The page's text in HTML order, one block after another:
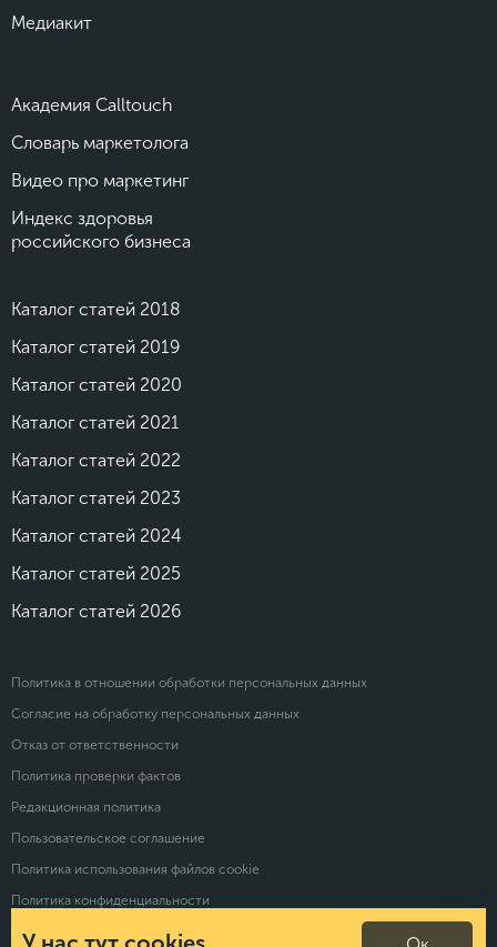
Медиакит
Академия Calltouch
Словарь маркетолога
Видео про маркетинг
Индекс здоровья
российского бизнеса
Каталог статей 2018
Каталог статей 2019
Каталог статей 2020
Каталог статей 2021
Каталог статей 2022
Каталог статей 2023
Каталог статей 2024
Каталог статей 2025
Каталог статей 2026
Политика в отношении обработки персональных данных
Согласие на обработку персональных данных
Отказ от ответственности
Политика проверки фактов
Редакционная политика
Пользовательское соглашение
Политика использования файлов cookie
Политика конфиденциальности